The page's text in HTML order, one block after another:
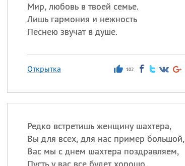
Мир, любовь в твоей семье.
Лишь гармония и нежность
Песнею звучат в душе.
Открытка 102
Редко встретишь женщину шахтера,
Вы для всех, для нас пример большой,
Вас мы с днем шахтера поздравляем,